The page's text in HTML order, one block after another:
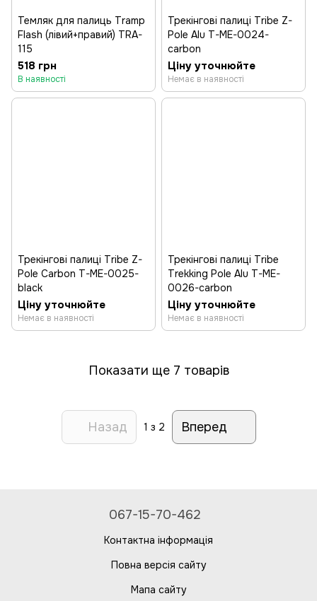
Темляк для палиць Tramp
Flash (лівий+правий) TRA-
115
518 грн
В наявності
Трекінгові палиці Tribe Z-
Pole Alu T-ME-0024-
carbon
Ціну уточнюйте
Немає в наявності
Трекінгові палиці Tribe Z-
Pole Carbon T-ME-0025-
black
Ціну уточнюйте
Немає в наявності
Трекінгові палиці Tribe
Trekking Pole Alu T-ME-
0026-carbon
Ціну уточнюйте
Немає в наявності
Показати ще 7 товарів
Назад 1 з 2 Вперед
067-15-70-462
Контактна інформація
Повна версія сайту
Мапа сайту